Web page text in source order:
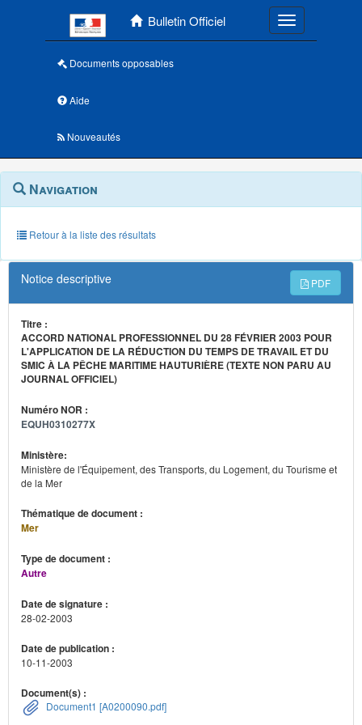
Bulletin Officiel Toggle
Documents opposables
Aide
Nouveautés
Navigation
outils
annexes
Menu
contextuel
Navigation
Retour à la liste des résultats
Notice descriptive PDF
Titre :
ACCORD NATIONAL PROFESSIONNEL DU 28 FÉVRIER 2003 POUR
L'APPLICATION DE LA RÉDUCTION DU TEMPS DE TRAVAIL ET DU
SMIC À LA PÊCHE MARITIME HAUTURIÈRE (TEXTE NON PARU AU
JOURNAL OFFICIEL)
Numéro NOR :
EQUH0310277X
Ministère:
Ministère de l'Équipement, des Transports, du Logement, du Tourisme et
de la Mer
Thématique de document :
Mer
Type de document :
Autre
Date de signature :
28-02-2003
Date de publication :
10-11-2003
Document(s) :
Document1 [A0200090.pdf]